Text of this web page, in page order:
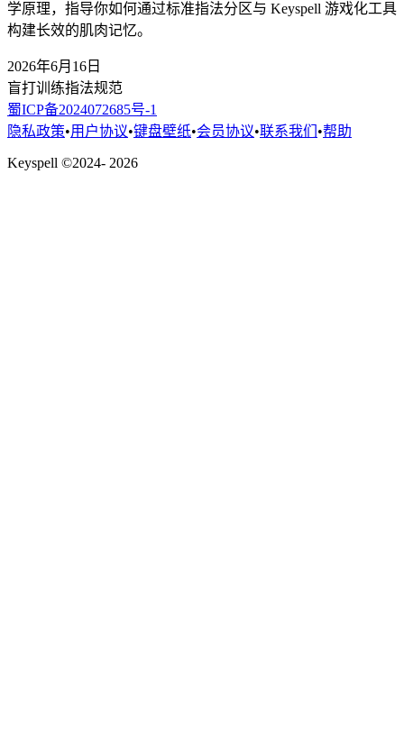
学原理，指导你如何通过标准指法分区与 Keyspell 游戏化工具
构建长效的肌肉记忆。
2026年6月16日
盲打训练指法规范
蜀ICP备2024072685号-1
隐私政策•用户协议•键盘壁纸•会员协议•联系我们 •帮助
Keyspell ©2024- 2026